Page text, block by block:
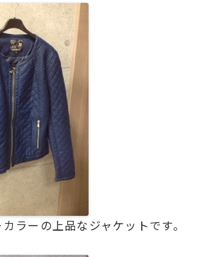
ラーの上品なジャケットです。